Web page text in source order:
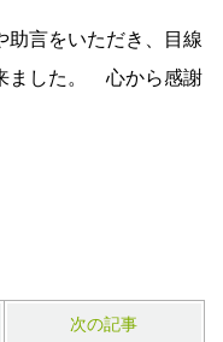
助言をいただき、目線
ました。 心から感謝
次の記事